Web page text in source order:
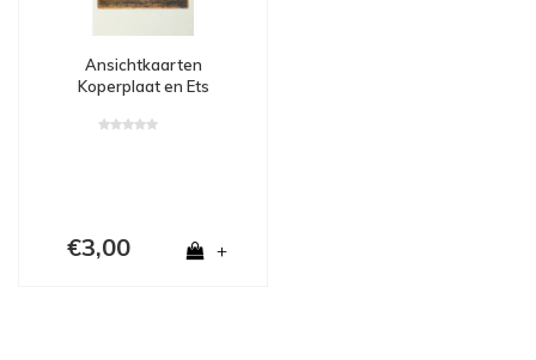
Ansichtkaarten
Koperplaat en Ets
€3,00 +